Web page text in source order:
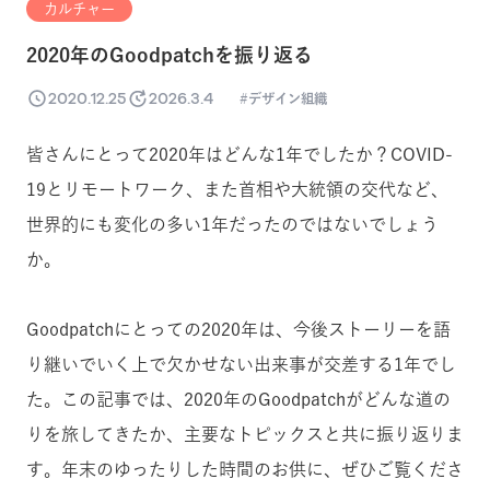
カルチャー
2020年のGoodpatchを振り返る
2020.12.25 2026.3.4 デザイン組織
皆さんにとって2020年はどんな1年でしたか？COVID-
19とリモートワーク、また首相や大統領の交代など、
世界的にも変化の多い1年だったのではないでしょう
か。
Goodpatchにとっての2020年は、今後ストーリーを語
り継いでいく上で欠かせない出来事が交差する1年でし
た。この記事では、2020年のGoodpatchがどんな道の
りを旅してきたか、主要なトピックスと共に振り返りま
す。年末のゆったりした時間のお供に、ぜひご覧くださ